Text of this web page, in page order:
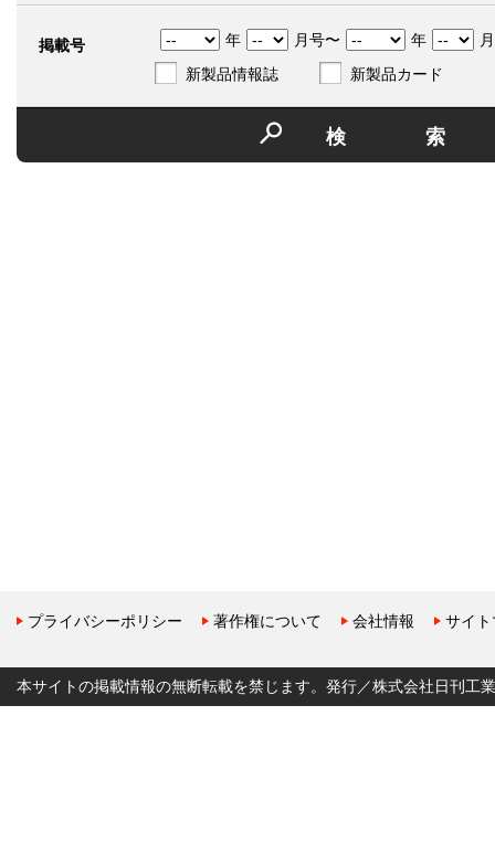
掲載号 年 月号〜 年
新製品情報誌
新製品カード
検
プライバシーポリシー 著作権について 会社情報 サイ
本サイトの掲載情報の無断転載を禁じます。発行／株式会社日刊